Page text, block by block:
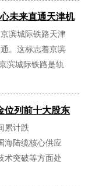
未来直通天津机
滨城际铁路天津
。这标志着京滨
滨城际铁路是轨
位列前十大股东
2025/09/07
累计跌
海陆缆核心供应
术突破等方面处